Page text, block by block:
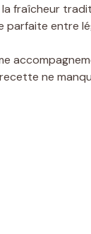
fraîcheur
parfaite entre
ne